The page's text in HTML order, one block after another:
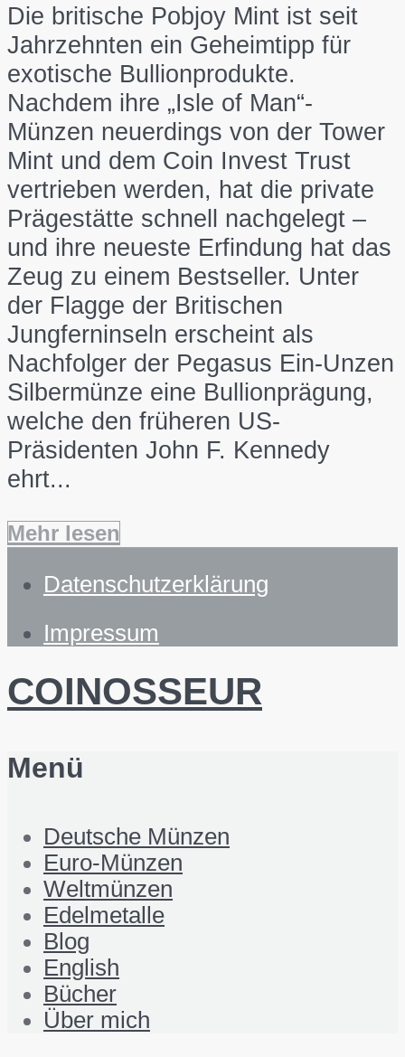
Die britische Pobjoy Mint ist seit
Jahrzehnten ein Geheimtipp für
exotische Bullionprodukte.
Nachdem ihre „Isle of Man“-
Münzen neuerdings von der Tower
Mint und dem Coin Invest Trust
vertrieben werden, hat die private
Prägestätte schnell nachgelegt –
und ihre neueste Erfindung hat das
Zeug zu einem Bestseller. Unter
der Flagge der Britischen
Jungferninseln erscheint als
Nachfolger der Pegasus Ein-Unzen
Silbermünze eine Bullionprägung,
welche den früheren US-
Präsidenten John F. Kennedy
ehrt...
Mehr lesen
Datenschutzerklärung
Impressum
COINOSSEUR
Menü
Deutsche Münzen
Euro-Münzen
Weltmünzen
Edelmetalle
Blog
English
Bücher
Über mich